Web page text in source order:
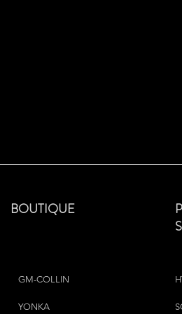
BOUTIQUE
GM-COLLIN
YONKA